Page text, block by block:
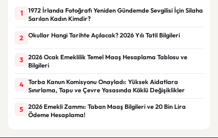
1
1972 İrlanda Fotoğrafı Yeniden Gündemde Sevgilisi İçin Silaha
Sarılan Kadın Kimdir?
2 Okullar Hangi Tarihte Açılacak? 2026 Yılı Tatil Bilgileri
3
2026 Ocak Emeklilik Temel Maaş Hesaplama Tablosu ve
Bilgileri
4
Torba Kanun Komisyonu Onayladı: Yüksek Aidatlara
Sınırlama, Tapu ve Çevre Yasasında Köklü Değişiklikler
5
2026 Emekli Zammı: Taban Maaş Bilgileri ve 20 Bin Lira
Ödeme Hesaplama!